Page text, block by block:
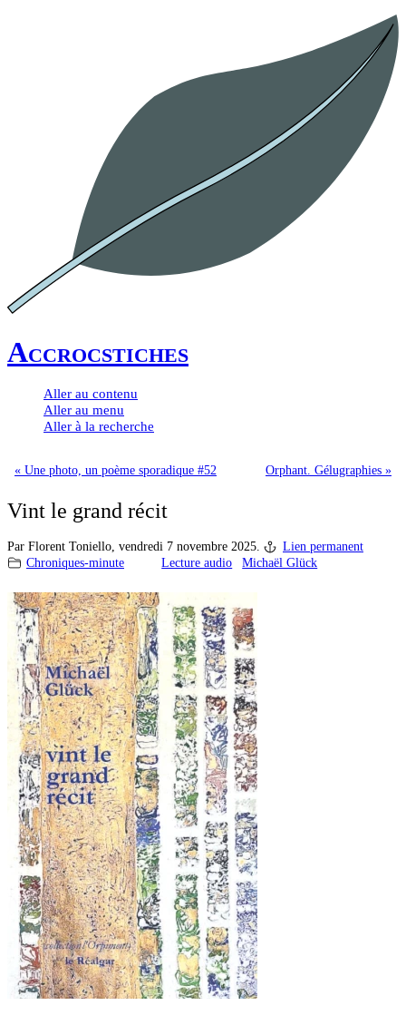
Accrocstiches
Aller au contenu
Aller au menu
Aller à la recherche
« Une photo, un poème sporadique #52 Orphant. Gélugraphies »
Vint le grand récit
Par Florent Toniello, vendredi 7 novembre 2025.
Lien permanent
Chroniques-minute
Lecture audio Michaël Glück